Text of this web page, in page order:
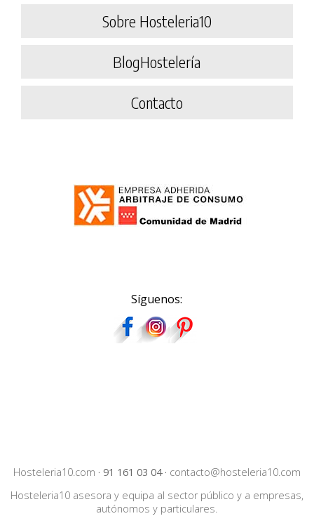
Sobre Hosteleria10
BlogHostelería
Contacto
Síguenos:
Hosteleria10.com · 91 161 03 04· contacto@hosteleria10.com
Hosteleria10 asesora y equipa al sector público y a empresas,
autónomos y particulares.